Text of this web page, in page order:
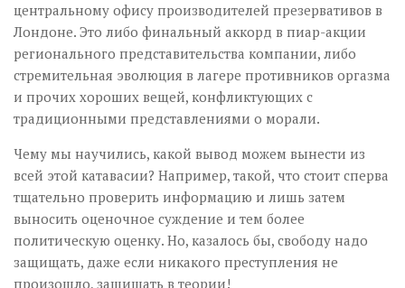
центральному офису производителей презервативов в
Лондоне. Это либо финальный аккорд в пиар-акции
регионального представительства компании, либо
стремительная эволюция в лагере противников оргазма
и прочих хороших вещей, конфликтующих с
традиционными представлениями о морали.
Чему мы научились, какой вывод можем вынести из
всей этой катавасии? Например, такой, что стоит сперва
тщательно проверить информацию и лишь затем
выносить оценочное суждение и тем более
политическую оценку. Но, казалось бы, свободу надо
защищать, даже если никакого преступления не
произошло, защищать в теории!